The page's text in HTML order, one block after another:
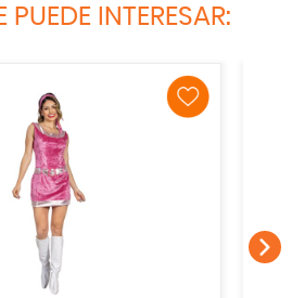
PUEDE INTERESAR: